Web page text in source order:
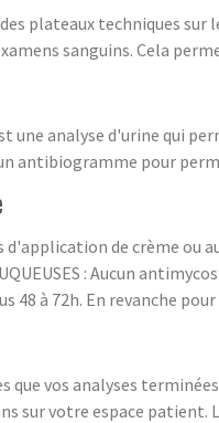
plateaux techniques sur
sanguins. Cela
une analyse d'urine qui
antibiogramme pour
de crème ou
: Aucun
à 72h. En revanche
que vos analyses
sur votre espace